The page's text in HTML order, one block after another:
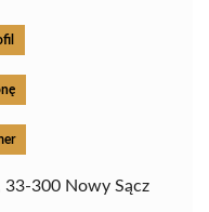
33-300 Nowy Sącz